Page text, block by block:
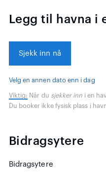
Legg til havna i
Sjekk inn nå
Velg en annen dato enn i dag
Viktig: Når du sjekker inn i en
Du booker ikke fysisk plass i
Bidragsytere
Bidragsytere